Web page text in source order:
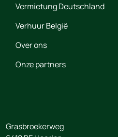
Vermietung Deutschland
Verhuur België
Over ons
Onze partners
Grasbroekerweg